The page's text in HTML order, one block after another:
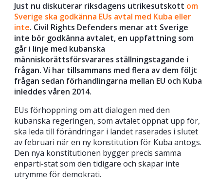
Just nu diskuterar riksdagens utrikesutskott om
Sverige ska godkänna EUs avtal med Kuba eller
inte. Civil Rights Defenders menar att Sverige
inte bör godkänna avtalet, en uppfattning som
går i linje med kubanska
människorättsförsvarares ställningstagande i
frågan. Vi har tillsammans med flera av dem följt
frågan sedan förhandlingarna mellan EU och Kuba
inleddes våren 2014.
EUs förhoppning om att dialogen med den
kubanska regeringen, som avtalet öppnat upp för,
ska leda till förändringar i landet raserades i slutet
av februari när en ny konstitution för Kuba antogs.
Den nya konstitutionen bygger precis samma
enparti-stat som den tidigare och skapar inte
utrymme för demokrati.